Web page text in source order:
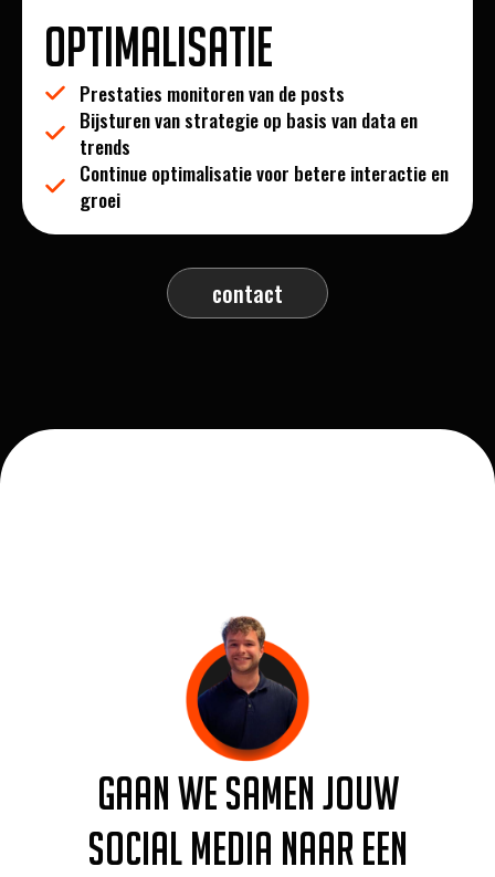
Optimalisatie
Prestaties monitoren van de posts
Bijsturen van strategie op basis van data en
trends
Continue optimalisatie voor betere interactie en
groei
contact
Gaan we samen jouw
social media naar een